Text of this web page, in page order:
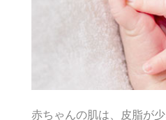
赤ちゃんの肌は、皮脂が